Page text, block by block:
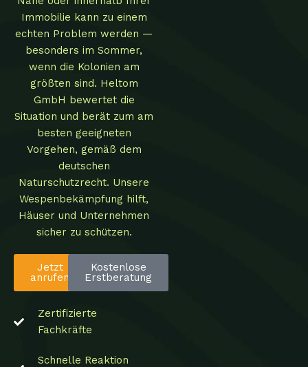
Immobilie kann zu einem
echten Problem werden —
besonders im Sommer,
wenn die Kolonien am
größten sind. Heltom
GmbH bewertet die
Situation und berät zum am
besten geeigneten
Vorgehen, gemäß dem
deutschen
Naturschutzrecht. Unsere
Wespenbekämpfung hilft,
Häuser und Unternehmen
sicher zu schützen.
Jetzt
anrufen
Kostenlose
Erstberatung
Zertifizierte
Fachkräfte
Schnelle Reaktion